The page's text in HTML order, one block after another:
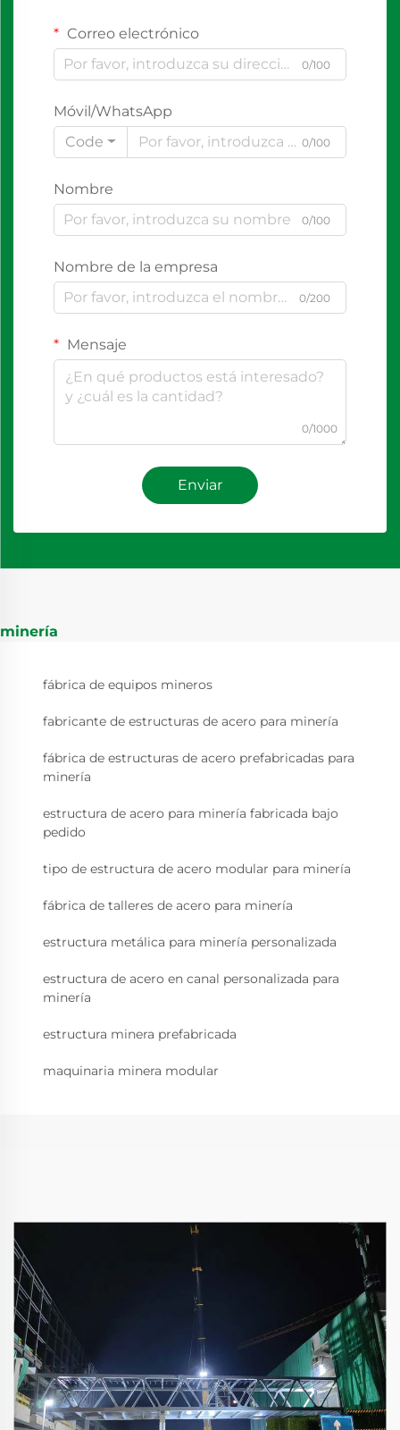
Correo electrónico
0/100
Móvil/WhatsApp
Code
0/100
Nombre
0/100
Nombre de la empresa
0/200
Mensaje
0/1000
Enviar
minería
fábrica de equipos mineros
fabricante de estructuras de acero para minería
fábrica de estructuras de acero prefabricadas para
minería
estructura de acero para minería fabricada bajo
pedido
tipo de estructura de acero modular para minería
fábrica de talleres de acero para minería
estructura metálica para minería personalizada
estructura de acero en canal personalizada para
minería
estructura minera prefabricada
maquinaria minera modular